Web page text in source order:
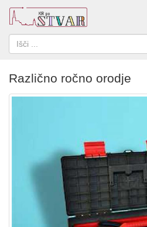
Različno ročno orodje